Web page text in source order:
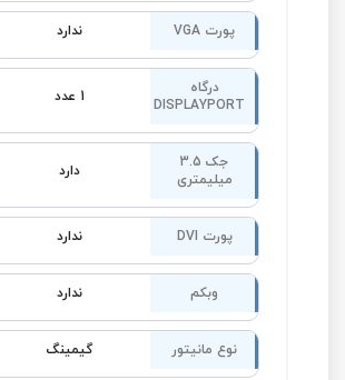
پورت VGA ندارد
درگاه
DISPLAYPORT
1 عدد
جک 3.5
میلیمتری
دارد
پورت DVI ندارد
وبکم ندارد
نوع مانیتور گیمینگ